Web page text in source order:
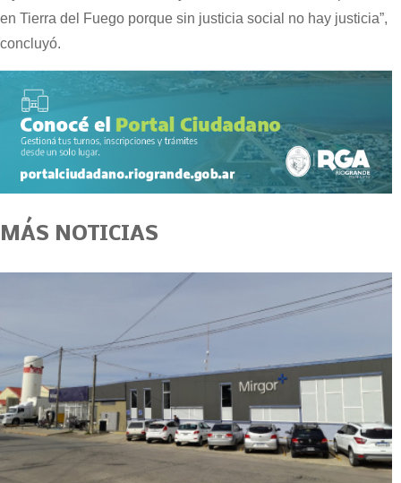
en Tierra del Fuego porque sin justicia social no hay justicia”,
concluyó.
MÁS NOTICIAS